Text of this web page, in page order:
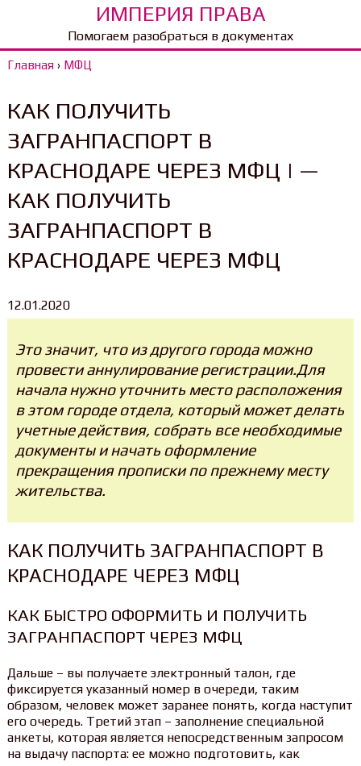
ИМПЕРИЯ ПРАВА
Помогаем разобраться в документах
Главная› МФЦ
КАК ПОЛУЧИТЬ
ЗАГРАНПАСПОРТ В
КРАСНОДАРЕ ЧЕРЕЗ МФЦ | —
КАК ПОЛУЧИТЬ
ЗАГРАНПАСПОРТ В
КРАСНОДАРЕ ЧЕРЕЗ МФЦ
12.01.2020
Это значит, что из другого города можно
провести аннулирование регистрации.Для
начала нужно уточнить место расположения
в этом городе отдела, который может делать
учетные действия, собрать все необходимые
документы и начать оформление
прекращения прописки по прежнему месту
жительства.
КАК ПОЛУЧИТЬ ЗАГРАНПАСПОРТ В
КРАСНОДАРЕ ЧЕРЕЗ МФЦ
КАК БЫСТРО ОФОРМИТЬ И ПОЛУЧИТЬ
ЗАГРАНПАСПОРТ ЧЕРЕЗ МФЦ
Дальше – вы получаете электронный талон, где
фиксируется указанный номер в очереди, таким
образом, человек может заранее понять, когда наступит
его очередь. Третий этап – заполнение специальной
анкеты, которая является непосредственным запросом
на выдачу паспорта: ее можно подготовить, как